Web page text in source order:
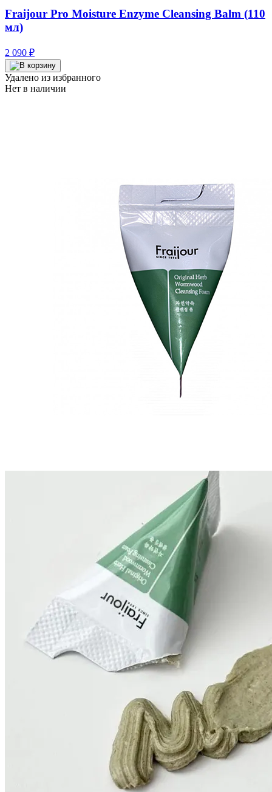
Fraijour Pro Moisture Enzyme Cleansing Balm (110
мл)
2 090 ₽
Удалено из избранного
Нет в наличии